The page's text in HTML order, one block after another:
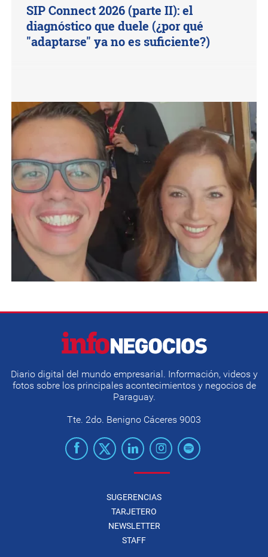
SIP Connect 2026 (parte II): el
diagnóstico que duele (¿por qué
"adaptarse" ya no es suficiente?)
Diario digital del mundo empresarial. Información, videos y
fotos sobre los principales acontecimientos y negocios de
Paraguay.
Tte. 2do. Benigno Cáceres 9003
SUGERENCIAS
TARJETERO
NEWSLETTER
STAFF